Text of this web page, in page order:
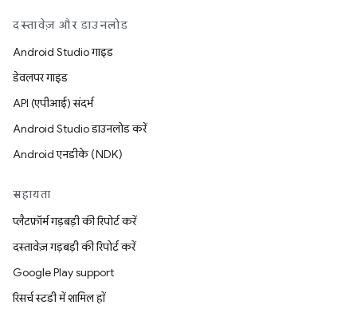
दस्तावेज़ और डाउनलोड
Android Studio गाइड
डेवलपर गाइड
API (एपीआई) संदर्भ
Android Studio डाउनलोड करें
Android एनडीके (NDK)
सहायता
प्लैटफ़ॉर्म गड़बड़ी की रिपोर्ट करें
दस्तावेज़ गड़बड़ी की रिपोर्ट करें
Google Play support
रिसर्च स्टडी में शामिल हों